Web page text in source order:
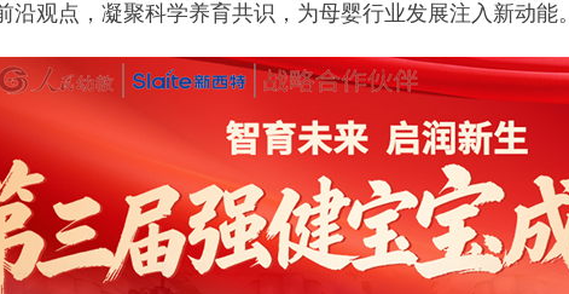
沿观点，凝聚科学养育共识，为母婴行业发展注入新动能。